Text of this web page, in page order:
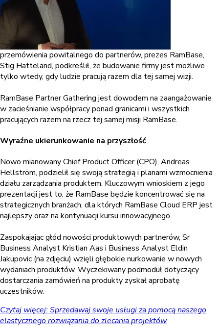
przemówienia powitalnego do partnerów, prezes RamBase,
Stig Hatteland, podkreślił, że budowanie firmy jest możliwe
tylko wtedy, gdy ludzie pracują razem dla tej samej wizji.
RamBase Partner Gathering jest dowodem na zaangażowanie
w zacieśnianie współpracy ponad granicami i wszystkich
pracujących razem na rzecz tej samej misji RamBase.
Wyraźne ukierunkowanie na przyszłość
Nowo mianowany Chief Product Officer (CPO), Andreas
Hellström, podzielił się swoją strategią i planami wzmocnienia
działu zarządzania produktem. Kluczowym wnioskiem z jego
prezentacji jest to, że RamBase będzie koncentrować się na
strategicznych branżach, dla których RamBase Cloud ERP jest
najlepszy oraz na kontynuacji kursu innowacyjnego.
Zaspokajając głód nowości produktowych partnerów, Sr
Business Analyst Kristian Aas i Business Analyst Eldin
Jakupovic (na zdjęciu) wzięli głębokie nurkowanie w nowych
wydaniach produktów. Wyczekiwany podmoduł dotyczący
dostarczania zamówień na produkty zyskał aprobatę
uczestników.
Czytaj więcej: Sprzedawaj swoje usługi za pomocą naszego
elastycznego rozwiązania do zlecania projektów